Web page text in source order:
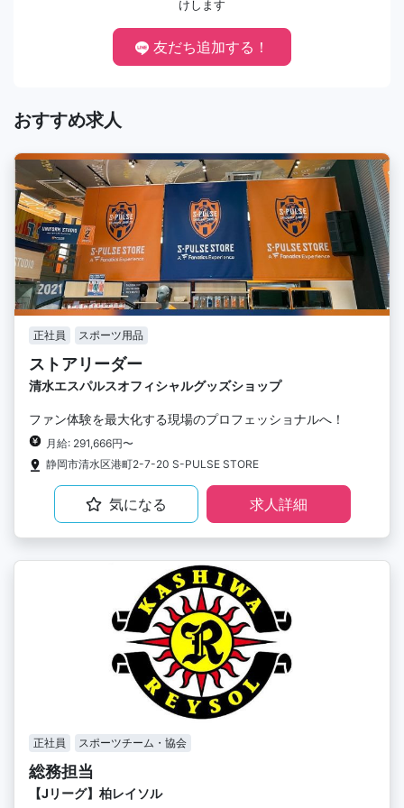
けします
友だち追加する！
おすすめ求人
正社員 スポーツ用品
ストアリーダー
清水エスパルスオフィシャルグッズショップ
ファン体験を最大化する現場のプロフェッショナルへ！
月給: 291,666円〜
静岡市清水区港町2-7-20 S-PULSE STORE
気になる 求人詳細
正社員 スポーツチーム・協会
総務担当
【Jリーグ】柏レイソル